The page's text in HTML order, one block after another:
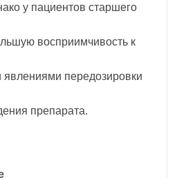
у пациентов старшего
восприимчивость к
передозировки
препарата.